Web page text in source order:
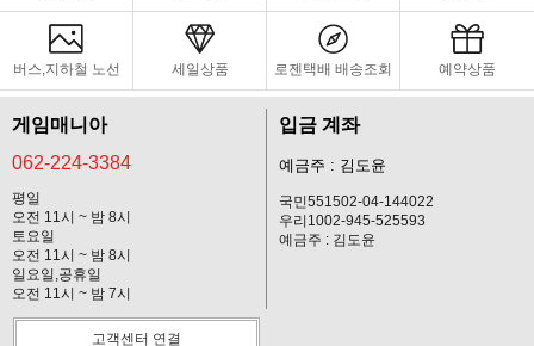
버스,지하철 노선 세일상품 로젠택배 배송조회 예약상품
게임매니아
062-224-3384
평일
오전 11시 ~ 밤 8시
토요일
오전 11시 ~ 밤 8시
일요일,공휴일
오전 11시 ~ 밤 7시
입금 계좌
예금주 : 김도윤
국민551502-04-144022
우리1002-945-525593
예금주 : 김도윤
고객센터 연결